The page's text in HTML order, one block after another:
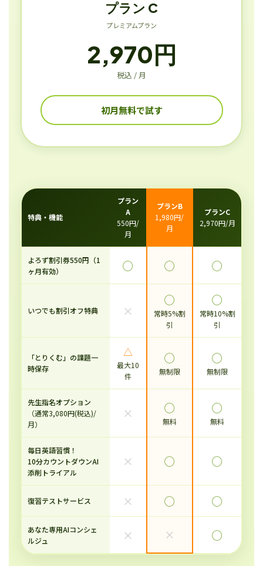
プラン C
プレミアムプラン
2,970円
税込 / 月
初月無料で試す
特典・機能
プラン
A
550円/
月
プランB
1,980円/
月
プランC
2,970円/月
よろず割引券550円（1
ヶ月有効）
◯ ◯ ◯
いつでも割引オフ特典 ×
◯
常時5%割
引
◯
常時10%割
引
「とりくむ」の課題一
時保存
△
最大10
件
◯
無制限
◯
無制限
先生指名オプション
（通常3,080円(税込)/
月）
× ◯
無料
◯
無料
毎日英語習慣！
10分カウントダウンAI
添削トライアル
× ◯ ◯
復習テストサービス × ◯ ◯
あなた専用AIコンシェ
ルジュ
× × ◯